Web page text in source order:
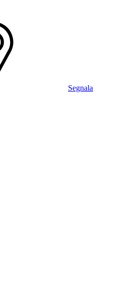
Segnala